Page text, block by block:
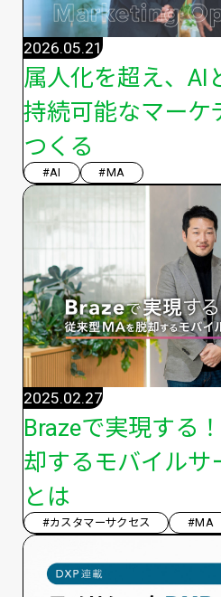
属人化を超え、AI
持続可能なマーケ
つくる
2026.05.21
#AI #MA
Brazeで実現する
却するモバイルサ
とは
2025.02.27
#カスタマーサクセス #MA